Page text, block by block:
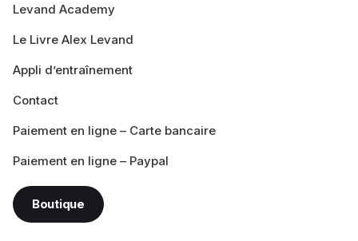
Levand Academy
Le Livre Alex Levand
Appli d’entraînement
Contact
Paiement en ligne – Carte bancaire
Paiement en ligne – Paypal
Boutique